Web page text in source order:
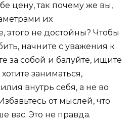
цену, так почему же вы,
их
этого не достойны? Чтобы
начните с уважения к
за собой и балуйте, ищите
заниматься,
внутрь себя, а не во
от мыслей, что
вас. Это не правда.